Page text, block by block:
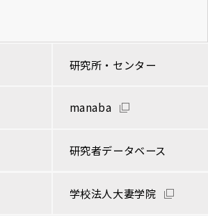
研究所・センター
manaba
研究者データベース
学校法人大妻学院